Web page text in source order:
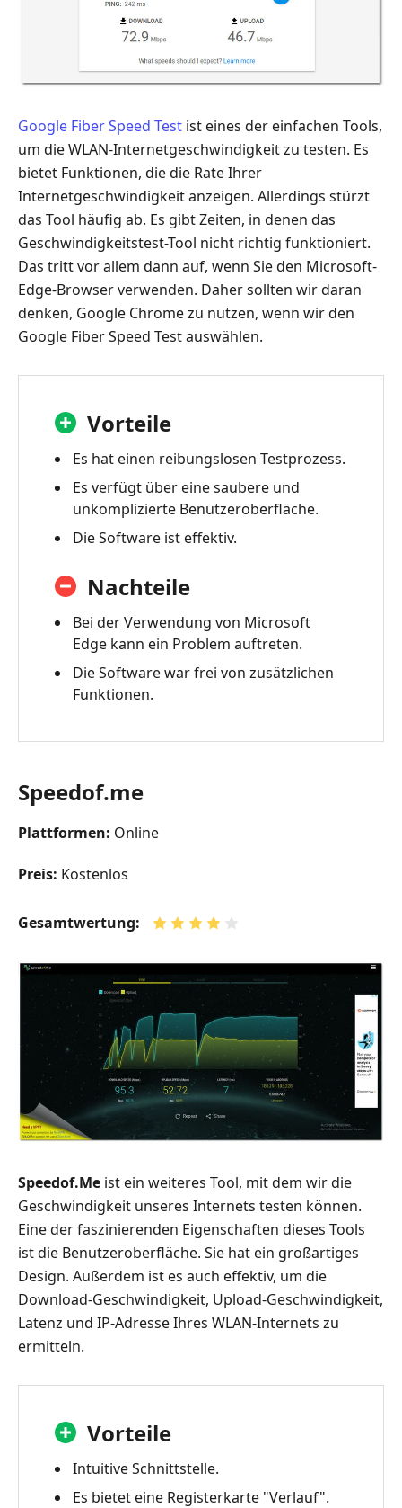
Google Fiber Speed Test ist eines der einfachen Tools,
um die WLAN-Internetgeschwindigkeit zu testen. Es
bietet Funktionen, die die Rate Ihrer
Internetgeschwindigkeit anzeigen. Allerdings stürzt
das Tool häufig ab. Es gibt Zeiten, in denen das
Geschwindigkeitstest-Tool nicht richtig funktioniert.
Das tritt vor allem dann auf, wenn Sie den Microsoft-
Edge-Browser verwenden. Daher sollten wir daran
denken, Google Chrome zu nutzen, wenn wir den
Google Fiber Speed Test auswählen.
Vorteile
Es hat einen reibungslosen Testprozess.
Es verfügt über eine saubere und
unkomplizierte Benutzeroberfläche.
Die Software ist effektiv.
Nachteile
Bei der Verwendung von Microsoft
Edge kann ein Problem auftreten.
Die Software war frei von zusätzlichen
Funktionen.
Speedof.me
Plattformen: Online
Preis: Kostenlos
Gesamtwertung:
Speedof.Me ist ein weiteres Tool, mit dem wir die
Geschwindigkeit unseres Internets testen können.
Eine der faszinierenden Eigenschaften dieses Tools
ist die Benutzeroberfläche. Sie hat ein großartiges
Design. Außerdem ist es auch effektiv, um die
Download-Geschwindigkeit, Upload-Geschwindigkeit,
Latenz und IP-Adresse Ihres WLAN-Internets zu
ermitteln.
Vorteile
Intuitive Schnittstelle.
Es bietet eine Registerkarte "Verlauf".